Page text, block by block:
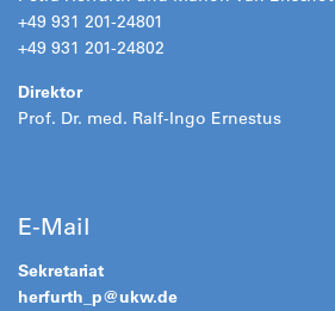
+49 931 201-24801
+49 931 201-24802
Direktor
Prof. Dr. med. Ralf-Ingo Ernestus
E-Mail
Sekretariat
herfurth_p@ukw.de